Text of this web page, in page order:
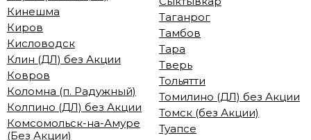
Кинешма
Киров
Кисловодск
Клин (ДЛ) без Акции
Ковров
Коломна (п. Радужный)
Колпино (ДЛ) без Акции
Комсомольск-на-Амуре
(Без Акции)
Таганрог
Тамбов
Тара
Тверь
Тольятти
Томилино (ДЛ) без Акции
Томск (без Акции)
Туапсе